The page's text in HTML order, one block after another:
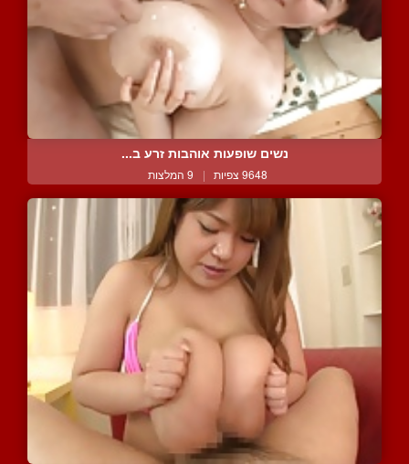
נשים שופעות אוהבות זרע ב...
9648 צפיות | 9 המלצות